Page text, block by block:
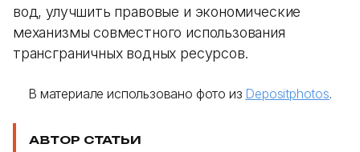
вод, улучшить правовые и экономические
механизмы совместного использования
трансграничных водных ресурсов.
В материале использовано фото из Depositphotos.
АВТОР СТАТЬИ